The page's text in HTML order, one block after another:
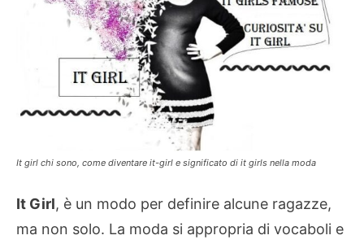
It girl chi sono, come diventare it-girl e significato di it girls nella moda
It Girl, è un modo per definire alcune ragazze,
ma non solo. La moda si appropria di vocaboli e